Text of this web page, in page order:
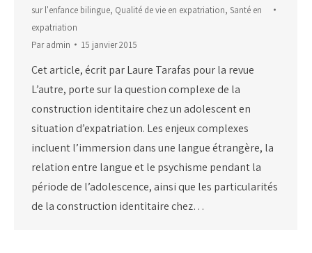
sur l'enfance bilingue, Qualité de vie en expatriation, Santé en
expatriation
Paradmin 15 janvier 2015
Cet article, écrit par Laure Tarafas pour la revue
L’autre, porte sur la question complexe de la
construction identitaire chez un adolescent en
situation d’expatriation. Les enjeux complexes
incluent l’immersion dans une langue étrangère, la
relation entre langue et le psychisme pendant la
période de l’adolescence, ainsi que les particularités
de la construction identitaire chez…